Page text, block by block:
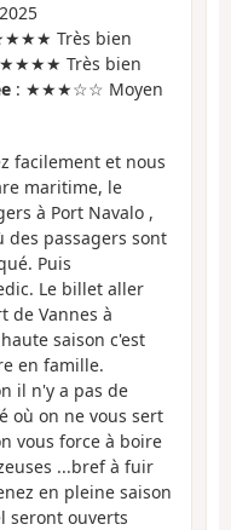
Très bien
Très bien
: ★★★☆☆ Moyen
facilement et nous
maritime, le
à Port Navalo ,
des passagers sont
Puis
Le billet aller
de Vannes à
saison c'est
en famille.
il n'y a pas de
où on ne vous sert
vous force à boire
...bref à fuir
en pleine saison
seront ouverts